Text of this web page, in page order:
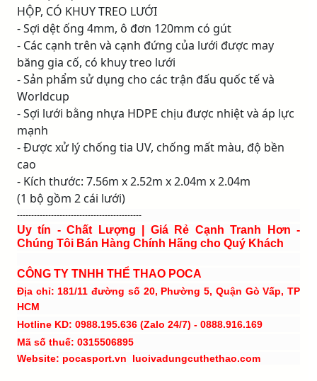
HỘP, CÓ KHUY TREO LƯỚI
- Sợi dệt ống 4mm, ô đơn 120mm có gút
- Các cạnh trên và cạnh đứng của lưới được may
băng gia cố, có khuy treo lưới
- Sản phẩm sử dụng cho các trận đấu quốc tế và
Worldcup
- Sợi lưới bằng nhựa HDPE chịu được nhiệt và áp lực
mạnh
- Được xử lý chống tia UV, chống mất màu, độ bền
cao
- Kích thước: 7.56m x 2.52m x 2.04m x 2.04m
(1 bộ gồm 2 cái lưới)
--------------------------------------------
Uy tín - Chất Lượng | Giá Rẻ Cạnh Tranh Hơn -
Chúng Tôi Bán Hàng Chính Hãng cho Quý Khách
CÔNG TY TNHH THỂ THAO POCA
Địa chỉ: 181/11 đường số 20, Phường 5, Quận Gò Vấp, TP
HCM
Hotline KD: 0988.195.636 (Zalo 24/7) - 0888.916.169
Mã số thuế: 0315506895
Website: pocasport.vn luoivadungcuthethao.com